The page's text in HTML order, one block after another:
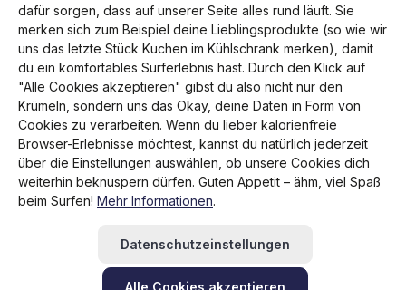
Alle Preise inkl. gesetzl. Mehrwertsteuer zzgl.
angegeben.
Rücksendung veranlassenHilfe / KontaktFAQRMA beantragen
dafür sorgen, dass auf unserer Seite alles rund läuft. Sie
merken sich zum Beispiel deine Lieblingsprodukte (so wie wir
uns das letzte Stück Kuchen im Kühlschrank merken), damit
du ein komfortables Surferlebnis hast. Durch den Klick auf
"Alle Cookies akzeptieren" gibst du also nicht nur den
Krümeln, sondern uns das Okay, deine Daten in Form von
Cookies zu verarbeiten. Wenn du lieber kalorienfreie
Browser-Erlebnisse möchtest, kannst du natürlich jederzeit
über die Einstellungen auswählen, ob unsere Cookies dich
weiterhin beknuspern dürfen. Guten Appetit – ähm, viel Spaß
beim Surfen! Mehr Informationen.
Datenschutzeinstellungen
Alle Cookies akzeptieren